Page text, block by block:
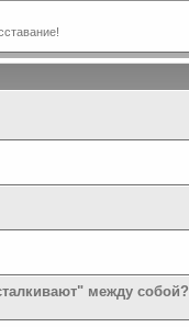
между собой?